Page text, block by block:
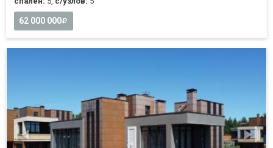
62 000 000